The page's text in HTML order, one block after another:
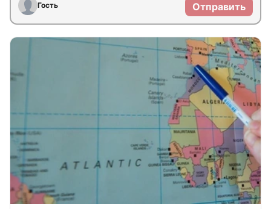
Гость Отправить